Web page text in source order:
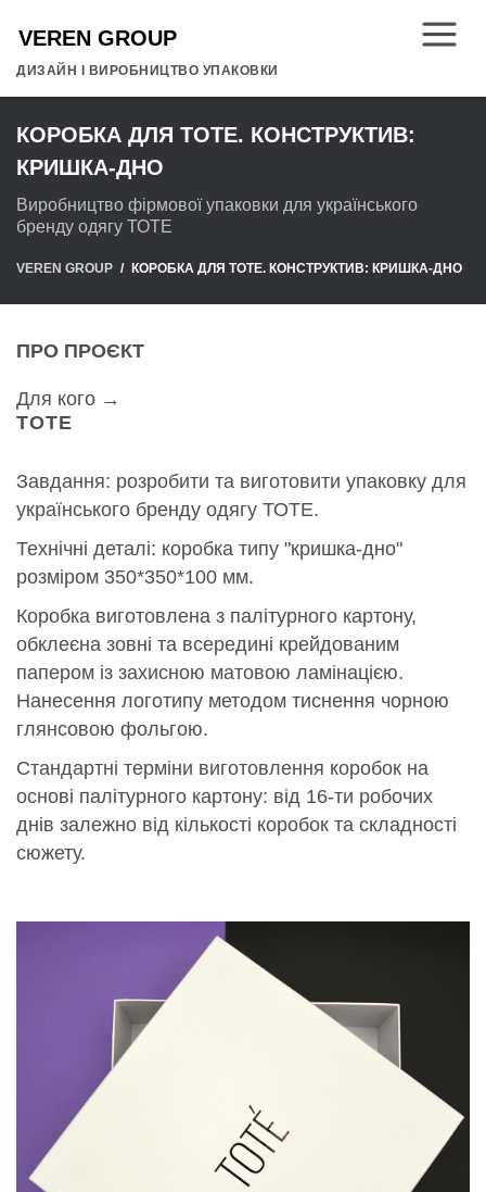
ДИЗАЙН І ВИРОБНИЦТВО УПАКОВКИ
КОРОБКА ДЛЯ ТОТЕ. КОНСТРУКТИВ:
КРИШКА-ДНО
Виробництво фірмової упаковки для українського
бренду одягу ТОТЕ
VEREN GROUP КОРОБКА ДЛЯ ТОТЕ. КОНСТРУКТИВ: КРИШКА-ДНО
ПРО ПРОЄКТ
Для кого →
ТОТЕ
Завдання: розробити та виготовити упаковку для
українського бренду одягу ТОТЕ.
Технічні деталі: коробка типу "кришка-дно"
розміром 350*350*100 мм.
Коробка виготовлена з палітурного картону,
обклеєна зовні та всередині крейдованим
папером із захисною матовою ламінацією.
Нанесення логотипу методом тиснення чорною
глянсовою фольгою.
Стандартні терміни виготовлення коробок на
основі палітурного картону: від 16-ти робочих
днів залежно від кількості коробок та складності
сюжету.